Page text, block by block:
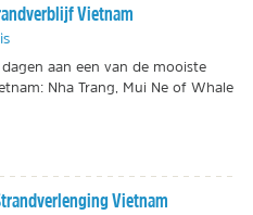
Vietnam
aan een van de mooiste
Nha Trang, Mui Ne of Whale
Vietnam